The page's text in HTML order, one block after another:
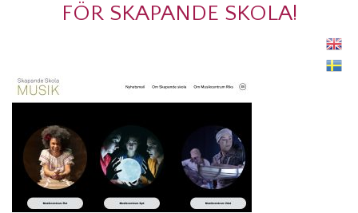
FÖR SKAPANDE SKOLA!